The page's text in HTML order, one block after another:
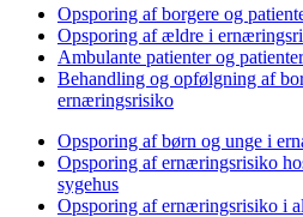
Opsporing af borgere og
Opsporing af ældre i
Ambulante patienter og
Behandling og opfølgning af
ernæringsrisiko
Opsporing af børn og unge i
Opsporing af ernæringsrisiko
sygehus
Opsporing af ernæringsrisiko i